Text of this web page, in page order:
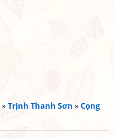
»Trịnh Thanh Sơn » Cọng